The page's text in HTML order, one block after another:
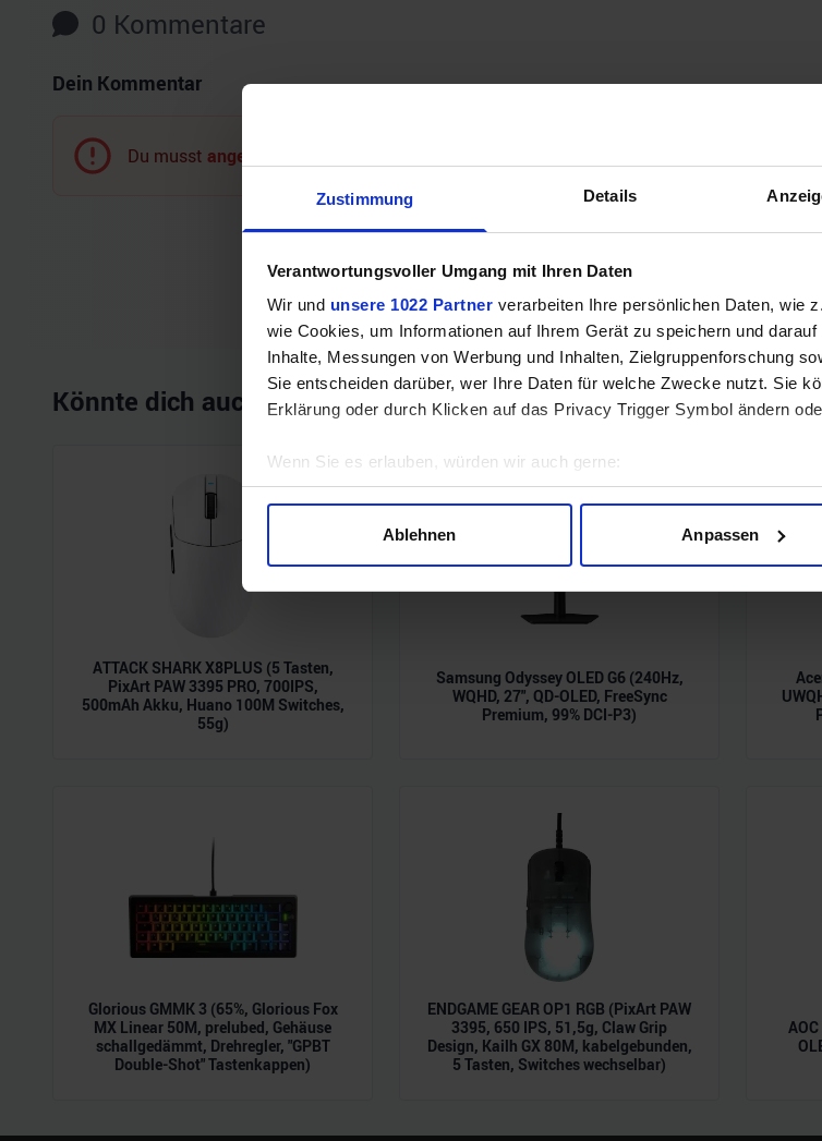
Zustimmung Details
Verantwortungsvoller Umgang mit Ihren Daten
Wir und unsere 1022 Partner verarbeiten Ihre persönlichen Daten, wie
wie Cookies, um Informationen auf Ihrem Gerät zu speichern und
Inhalte, Messungen von Werbung und Inhalten, Zielgruppenforschung
Sie entscheiden darüber, wer Ihre Daten für welche Zwecke nutzt. Sie
Erklärung oder durch Klicken auf das Privacy Trigger Symbol ändern
Wenn Sie es erlauben, würden wir auch gerne:
Informationen über Ihre geografische Lage erfassen, welche bis auf
Erfahren Sie mehr darüber, wie Ihre persönlichen Daten verarbeitet
Wir verwenden Cookies, um Inhalte und Anzeigen zu personalisieren,
Website an unsere Partner für soziale Medien, Werbung und Analysen
möglicherweise mit weiteren Daten zusammen, die Sie ihnen
Ablehnen Anpassen
0 Kommentare
Dein Kommentar
Du musst angemeldet
Noch keine Kommentare
Könnte dich auch interessieren
ATTACK SHARK X8PLUS (5 Tasten,
PixArt PAW 3395 PRO, 700IPS,
500mAh Akku, Huano 100M Switches,
55g)
Samsung Odyssey OLED G6 (240Hz,
WQHD, 27", QD-OLED, FreeSync
Premium, 99% DCI-P3)
Glorious GMMK 3 (65%, Glorious Fox
MX Linear 50M, prelubed, Gehäuse
schallgedämmt, Drehregler, "GPBT
Double-Shot" Tastenkappen)
ENDGAME GEAR OP1 RGB (PixArt PAW
3395, 650 IPS, 51,5g, Claw Grip
Design, Kailh GX 80M, kabelgebunden,
5 Tasten, Switches wechselbar)